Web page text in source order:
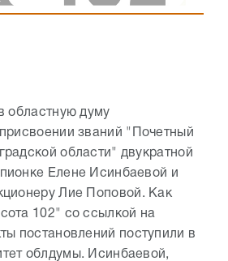
областную думу
званий "Почетный
области" двукратной
Елене Исинбаевой и
Лие Поповой. Как
102" со ссылкой на
постановлений поступили в
облдумы. Исинбаевой,